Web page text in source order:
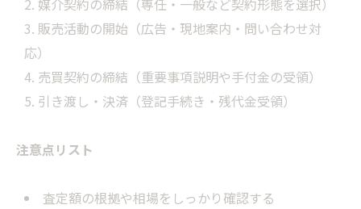
媒介契約の締結（専任・一般など契約形態を選択）
販売活動の開始（広告・現地案内・問い合わせ対
応）
売買契約の締結（重要事項説明や手付金の受領）
引き渡し・決済（登記手続き・残代金受領）
注意点リスト
査定額の根拠や相場をしっかり確認する